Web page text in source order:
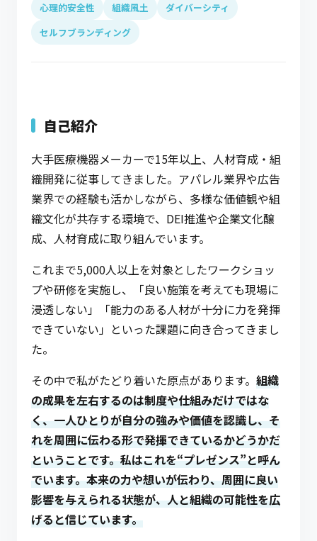
心理的安全性
組織風土
ダイバーシティ
セルフブランディング
自己紹介
大手医療機器メーカーで15年以上、人材育成・組
織開発に従事してきました。アパレル業界や広告
業界での経験も活かしながら、多様な価値観や組
織文化が共存する環境で、DEI推進や企業文化醸
成、人材育成に取り組んでいます。
これまで5,000人以上を対象としたワークショッ
プや研修を実施し、「良い施策を考えても現場に
浸透しない」「能力のある人材が十分に力を発揮
できていない」といった課題に向き合ってきまし
た。
その中で私がたどり着いた原点があります。 組織
の成果を左右するのは制度や仕組みだけではな
く、一人ひとりが自分の強みや価値を認識し、そ
れを周囲に伝わる形で発揮できているかどうかだ
ということです。私はこれを“プレゼンス”と呼ん
でいます。本来の力や想いが伝わり、周囲に良い
影響を与えられる状態が、人と組織の可能性を広
げると信じています。